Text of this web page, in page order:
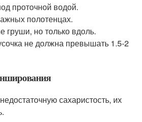
проточной водой.
полотенцах.
груши, но только вдоль.
не должна превышать 1.5-2
сахаристость, их